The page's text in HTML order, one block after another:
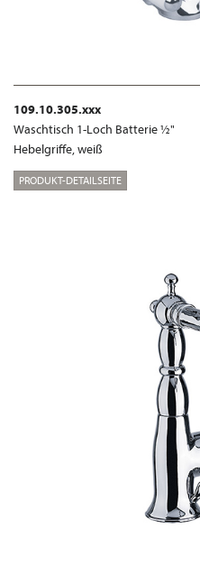
109.10.305.xxx
Waschtisch 1-Loch Batterie ½"
Hebelgriffe, weiß
PRODUKT-DETAILSEITE